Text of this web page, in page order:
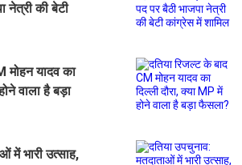
नेत्री की बेटी
मोहन यादव का
वाला है बड़ा
में भारी उत्साह,